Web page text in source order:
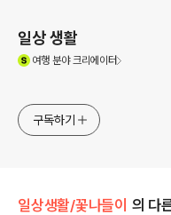
일상 생활
여행분야 크리에이터
구독하기
일상생활/꽃나들이 의 다